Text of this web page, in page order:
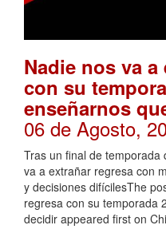
Nadie nos va
con su
enseñarnos
06 de Agosto,
Tras un final de
va a extrañar regresa con
y decisiones difícilesThe
regresa con su temporada
decidir appeared first on